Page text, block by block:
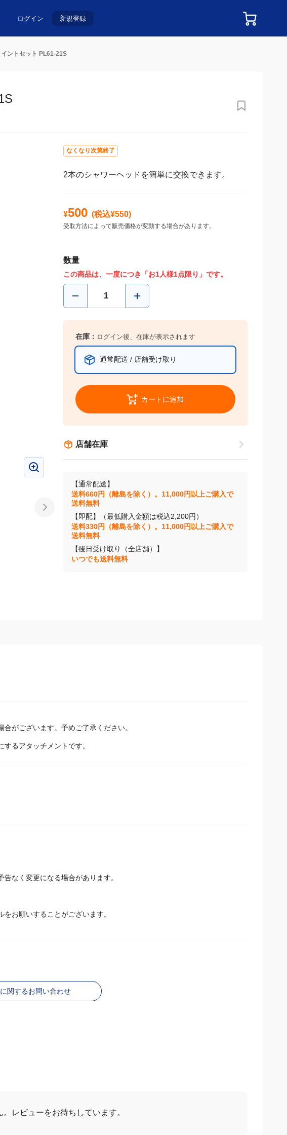
ログイン 新規登録
ントセット PL61-21S
なくなり次第終了
2本のシャワーヘッドを簡単に交換できます。
¥500 (税込¥550)
受取方法によって販売価格が変動する場合があります。
数量
この商品は、一度につき「お1人様1点限り」です。
在庫： ログイン後、在庫が表示されます
通常配送 / 店舗受け取り
カートに追加
店舗在庫
【通常配送】
送料660円（離島を除く）。11,000円以上ご購入で
送料無料
【即配】（最低購入金額は税込2,200円）
送料330円（離島を除く）。11,000円以上ご購入で
送料無料
【後日受け取り（全店舗）】
いつでも送料無料
がございます。予めご了承ください。
るアタッチメントです。
なく変更になる場合があります。
お願いすることがございます。
関するお問い合わせ
レビューをお待ちしています。